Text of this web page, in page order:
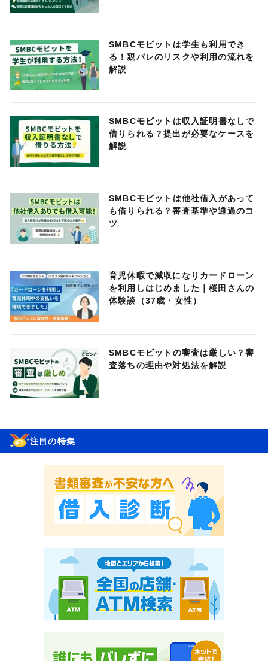
SMBCモビットは学生も利用でき
る！親バレのリスクや利用の流れを
解説
SMBCモビットは収入証明書なしで
借りられる？提出が必要なケースを
解説
SMBCモビットは他社借入があって
も借りられる？審査基準や通過のコ
ツ
育児休暇で減収になりカードローン
を利用しはじめました｜桜田さんの
体験談（37歳・女性）
SMBCモビットの審査は厳しい？審
査落ちの理由や対処法を解説
注目の特集